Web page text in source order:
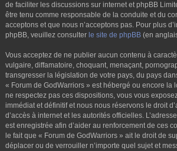
de faciliter les discussions sur internet et phpBB
être tenu comme responsable de la conduite et du
acceptons et que nous n’acceptons pas. Pour plus
phpBB, veuillez consulter le site de phpBB (en
Vous acceptez de ne publier aucun contenu à
vulgaire, diffamatoire, choquant, menaçant,
transgresser la législation de votre pays, du pays
« Forum de GodWarriors » est hébergé ou encore la
ne respectez pas ces dispositions, vous vous
immédiat et définitif et nous nous réservons le droit
d’accès à internet et les autorités officielles.
est enregistrée afin d’aider au renforcement de ces
le fait que « Forum de GodWarriors » ait le droit de
déplacer ou de verrouiller n’importe quel sujet et